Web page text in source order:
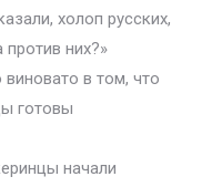
холоп русских,
против них?»
в том, что
готовы
начали